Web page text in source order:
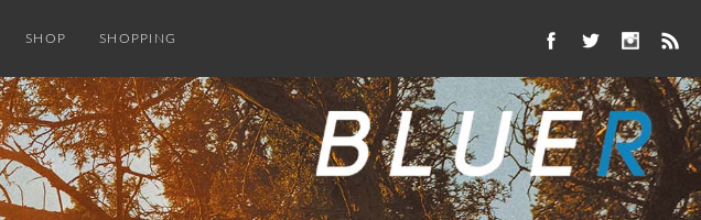
SHOP SHOPPING